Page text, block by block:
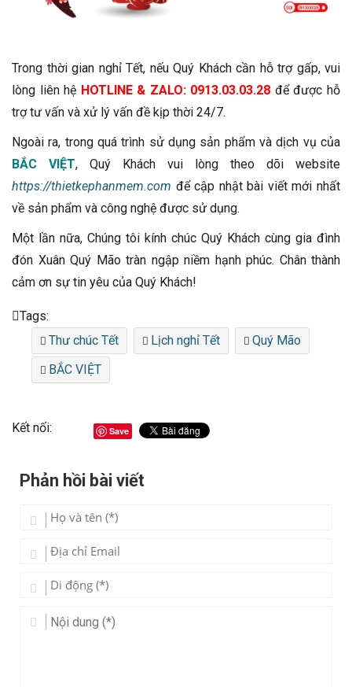
Trong thời gian nghỉ Tết, nếu Quý Khách cần hỗ trợ gấp, vui
lòng liên hệ HOTLINE & ZALO: 0913.03.03.28 để được hỗ
trợ tư vấn và xử lý vấn đề kịp thời 24/7.
Ngoài ra, trong quá trình sử dụng sản phẩm và dịch vụ của
BẮC VIỆT, Quý Khách vui lòng theo dõi website
https://thietkephanmem.com để cập nhật bài viết mới nhất
về sản phẩm và công nghệ được sử dụng.
Một lần nữa, Chúng tôi kính chúc Quý Khách cùng gia đình
đón Xuân Quý Mão tràn ngập niềm hạnh phúc. Chân thành
cảm ơn sự tin yêu của Quý Khách!
Tags:
Thư chúc Tết
Lịch nghỉ Tết
Quý Mão
BẮC VIỆT
Kết nối: Save
Phản hồi bài viết